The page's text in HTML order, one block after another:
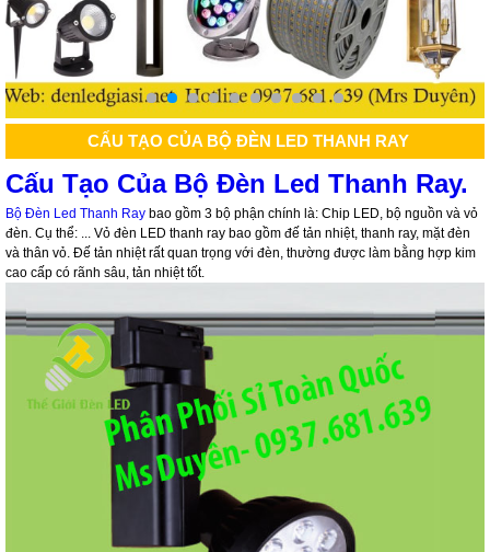
CẤU TẠO CỦA BỘ ĐÈN LED THANH RAY
Cấu Tạo Của Bộ Đèn Led Thanh Ray.
Bộ Đèn Led Thanh Ray bao gồm 3 bộ phận chính là: Chip LED, bộ nguồn và vỏ
đèn. Cụ thể: ... Vỏ đèn LED thanh ray bao gồm đế tản nhiệt, thanh ray, mặt đèn
và thân vỏ. Đế tản nhiệt rất quan trọng với đèn, thường được làm bằng hợp kim
cao cấp có rãnh sâu, tản nhiệt tốt.